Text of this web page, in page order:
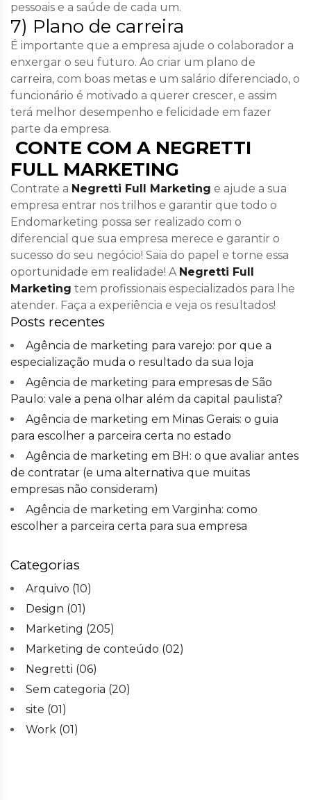
pessoais e a saúde de cada um.
7) Plano de carreira
É importante que a empresa ajude o colaborador a
enxergar o seu futuro. Ao criar um plano de
carreira, com boas metas e um salário diferenciado, o
funcionário é motivado a querer crescer, e assim
terá melhor desempenho e felicidade em fazer
parte da empresa.
CONTE COM A NEGRETTI
FULL MARKETING
Contrate a Negretti Full Marketing e ajude a sua
empresa entrar nos trilhos e garantir que todo o
Endomarketing possa ser realizado com o
diferencial que sua empresa merece e garantir o
sucesso do seu negócio! Saia do papel e torne essa
oportunidade em realidade! A Negretti Full
Marketing tem profissionais especializados para lhe
atender. Faça a experiência e veja os resultados!
Posts recentes
Agência de marketing para varejo: por que a
especialização muda o resultado da sua loja
Agência de marketing para empresas de São
Paulo: vale a pena olhar além da capital paulista?
Agência de marketing em Minas Gerais: o guia
para escolher a parceira certa no estado
Agência de marketing em BH: o que avaliar antes
de contratar (e uma alternativa que muitas
empresas não consideram)
Agência de marketing em Varginha: como
escolher a parceira certa para sua empresa
Categorias
Arquivo (10)
Design (01)
Marketing (205)
Marketing de conteúdo (02)
Negretti (06)
Sem categoria (20)
site (01)
Work (01)